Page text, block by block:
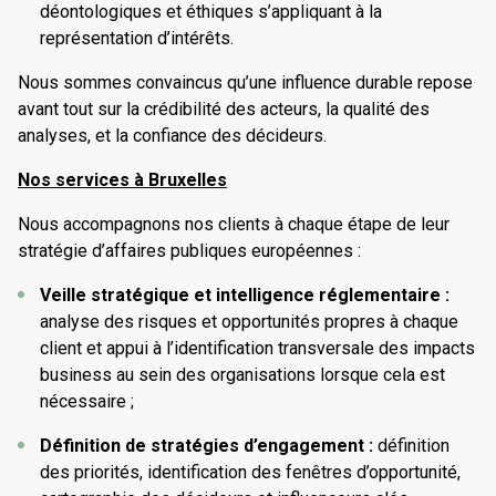
déontologiques et éthiques s’appliquant à la
représentation d’intérêts.
Nous sommes convaincus qu’une influence durable repose
avant tout sur la crédibilité des acteurs, la qualité des
analyses, et la confiance des décideurs.
Nos services à Bruxelles
Nous accompagnons nos clients à chaque étape de leur
stratégie d’affaires publiques européennes :
Veille stratégique et intelligence réglementaire :
analyse des risques et opportunités propres à chaque
client et appui à l’identification transversale des impacts
business au sein des organisations lorsque cela est
nécessaire ;
Définition de stratégies d’engagement : définition
des priorités, identification des fenêtres d’opportunité,
pour sa capacité à construire des positions
communes, structurer des coalitions transversales
auprès des décideurs publics.
Avant de travailler en Affaires Publiques, Eric a
fonctions financières et managériales, comme
auditeur (sur des secteurs variés : presse,
logistique, publicité, stations de ski), contrôleur de
Paris, Madrid puis les Philippines.
Originally from France, Eric brings over 15 years of
international experience in public affairs, institutional
communication, and regulatory affairs, gained within
major multinational groups (Altadis Group, Imperial
Il contribue aujourd’hui au développement des
il accompagne les clients dans leurs stratégies de
positionnement auprès des institutions
européennes.
Antoine est titulaire d’un Master II en Sciences
politiques et Relations internationales de
gestion d’entreprises de l’ICHEC Brussels
Management School.
years of experience in European public affairs.
He spent nine years at Arcturus Group in Brussels,